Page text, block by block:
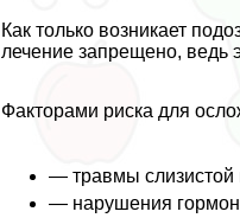
Как только возникает
лечение запрещено, ведь
Факторами риска для
— травмы слизистой
— нарушения